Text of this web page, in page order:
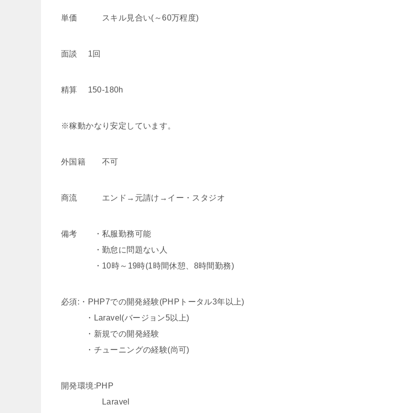
単価 スキル見合い(～60万程度)
面談 1回
精算 150-180h
※稼動かなり安定しています。
外国籍 不可
商流 エンド→元請け→イー・スタジオ
備考 ・私服勤務可能
・勤怠に問題ない人
・10時～19時(1時間休憩、8時間勤務)
必須:・PHP7での開発経験(PHPトータル3年以上)
・Laravel(バージョン5以上)
・新規での開発経験
・チューニングの経験(尚可)
開発環境:PHP
Laravel